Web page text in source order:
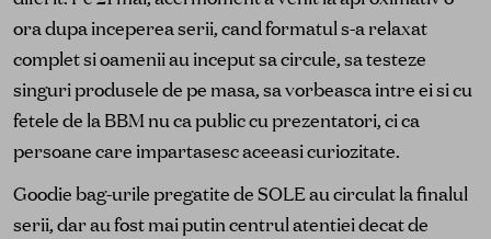
ora dupa inceperea serii, cand formatul s-a relaxat
complet si oamenii au inceput sa circule, sa testeze
singuri produsele de pe masa, sa vorbeasca intre ei si cu
fetele de la BBM nu ca public cu prezentatori, ci ca
persoane care impartasesc aceeasi curiozitate.
Goodie bag-urile pregatite de SOLE au circulat la finalul
serii, dar au fost mai putin centrul atentiei decat de